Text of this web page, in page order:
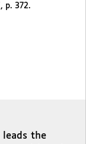
p. 372.
leads the